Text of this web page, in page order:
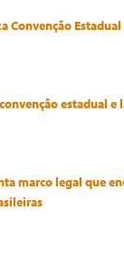
Convenção
estadual e
marco legal que